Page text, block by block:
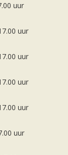
uur
uur
uur
uur
uur
uur